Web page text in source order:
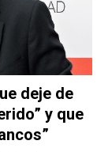
deje de
y que